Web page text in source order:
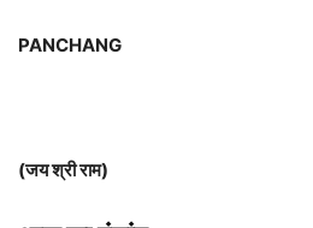
PANCHANG
(जय श्री राम)